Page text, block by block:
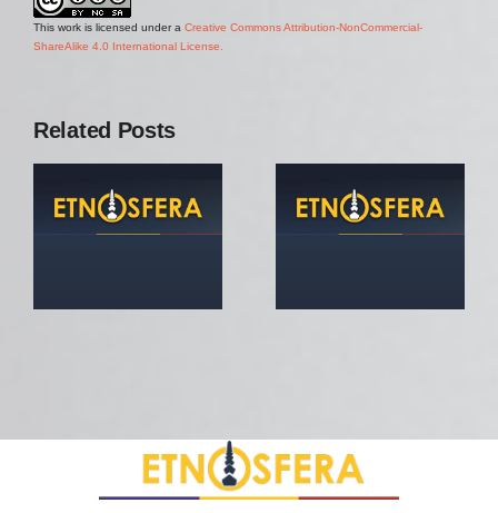
This work is licensed under a Creative Commons Attribution-NonCommercial-
ShareAlike 4.0 International License.
Related Posts
Revista